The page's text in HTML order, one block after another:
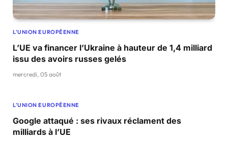
L'UNION EUROPÉENNE
L’UE va financer l’Ukraine à hauteur de 1,4 milliard
issu des avoirs russes gelés
mercredi, 05 août
L'UNION EUROPÉENNE
Google attaqué : ses rivaux réclament des
milliards à l’UE